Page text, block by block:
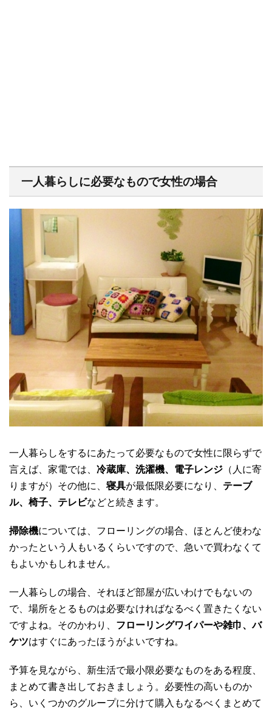
一人暮らしに必要なもので女性の場合
一人暮らしをするにあたって必要なもので女性に限らずで
言えば、家電では、 冷蔵庫、洗濯機、電子レンジ （人に寄
りますが）その他に、 寝具が最低限必要になり、 テーブ
ル、椅子、テレビなどと続きます。
掃除機については、フローリングの場合、ほとんど使わな
かったという人もいるくらいですので、急いで買わなくて
もよいかもしれません。
一人暮らしの場合、それほど部屋が広いわけでもないの
で、場所をとるものは必要なければなるべく置きたくない
ですよね。そのかわり、 フローリングワイパーや雑巾、バ
ケツはすぐにあったほうがよいですね。
予算を見ながら、新生活で最小限必要なものをある程度、
まとめて書き出しておきましょう。必要性の高いものか
ら、いくつかのグループに分けて購入もなるべくまとめて